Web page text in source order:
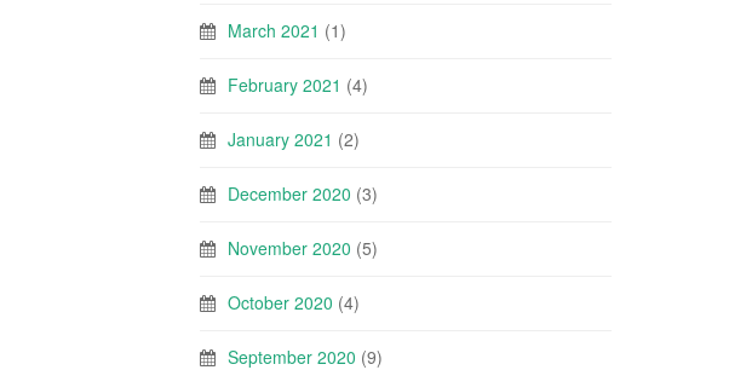
March 2021 (1)
February 2021 (4)
January 2021 (2)
December 2020 (3)
November 2020 (5)
October 2020 (4)
September 2020 (9)